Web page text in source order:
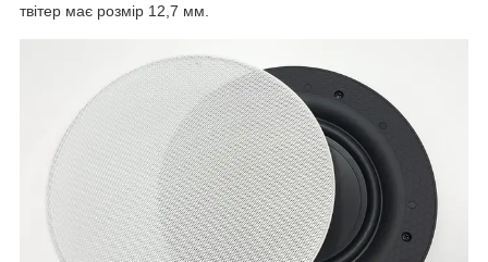
твітер має розмір 12,7 мм.